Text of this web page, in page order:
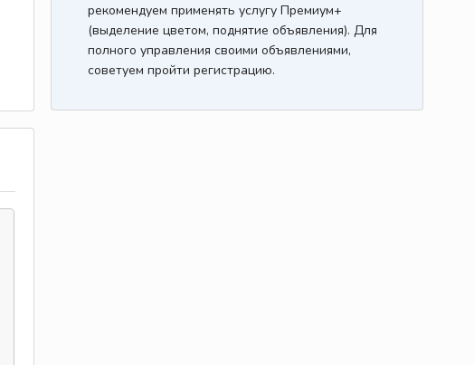
рекомендуем применять услугу Премиум+
(выделение цветом, поднятие объявления). Для
полного управления своими объявлениями,
советуем пройти регистрацию.